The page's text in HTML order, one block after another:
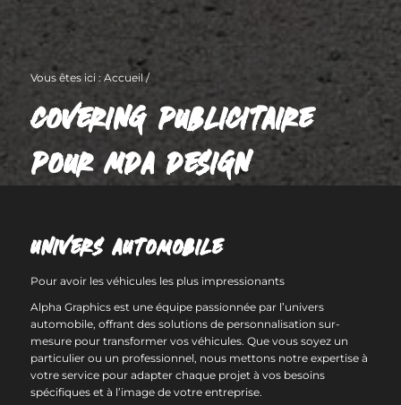
Vous êtes ici : Accueil/
COVERING PUBLICITAIRE
POUR MDA DESIGN
UNIVERS AUTOMOBILE
Pour avoir les véhicules les plus impressionants
Alpha Graphics est une équipe passionnée par l’univers
automobile, offrant des solutions de personnalisation sur-
mesure pour transformer vos véhicules. Que vous soyez un
particulier ou un professionnel, nous mettons notre expertise à
votre service pour adapter chaque projet à vos besoins
spécifiques et à l’image de votre entreprise.